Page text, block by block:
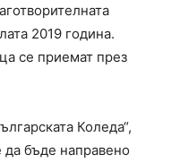
2019 година.
се приемат през
Коледа“,
бъде направено